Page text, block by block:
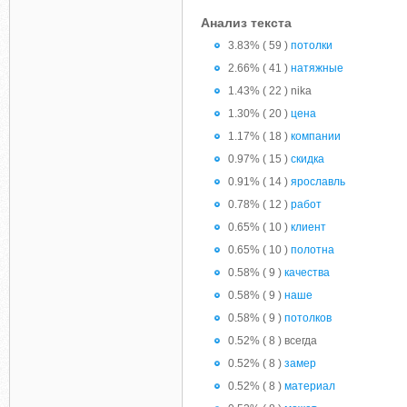
Анализ текста
3.83% ( 59 ) потолки
2.66% ( 41 ) натяжные
1.43% ( 22 ) nika
1.30% ( 20 ) цена
1.17% ( 18 ) компании
0.97% ( 15 ) скидка
0.91% ( 14 ) ярославль
0.78% ( 12 ) работ
0.65% ( 10 ) клиент
0.65% ( 10 ) полотна
0.58% ( 9 ) качества
0.58% ( 9 ) наше
0.58% ( 9 ) потолков
0.52% ( 8 ) всегда
0.52% ( 8 ) замер
0.52% ( 8 ) материал